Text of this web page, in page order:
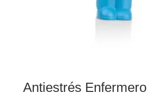
Antiestrés Enfermero